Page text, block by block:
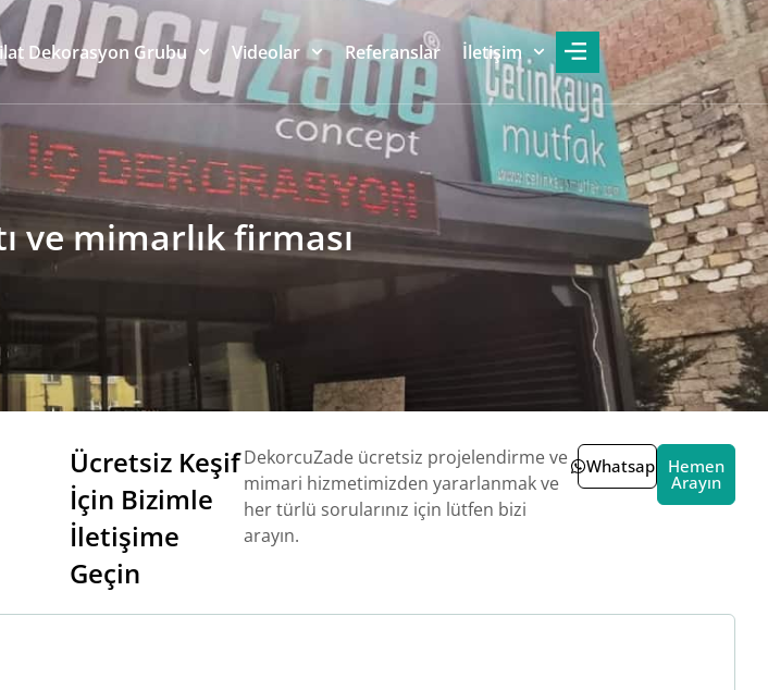
Dekorasyon Grubu Videolar Referanslar İletişim
ve mimarlık firması
Ücretsiz Keşif
İçin Bizimle
İletişime
Geçin
DekorcuZade ücretsiz projelendirme ve
mimari hizmetimizden yararlanmak ve
her türlü sorularınız için lütfen bizi
arayın.
Whatsapp Hemen
Arayın